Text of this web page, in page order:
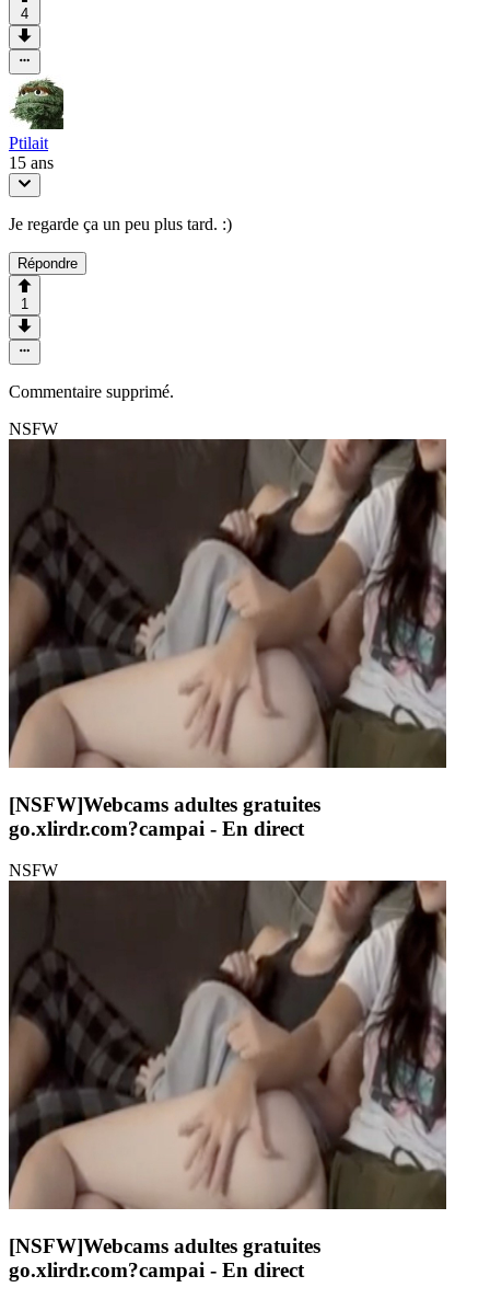
4
Ptilait
15 ans
Je regarde ça un peu plus tard. :)
Répondre
1
Commentaire supprimé.
NSFW
[NSFW]Webcams adultes gratuites
go.xlirdr.com?campai - En direct
NSFW
[NSFW]Webcams adultes gratuites
go.xlirdr.com?campai - En direct